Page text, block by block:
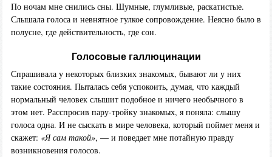
По ночам мне снились сны. Шумные, глумливые, раскатистые.
Слышала голоса и невнятное гулкое сопровождение. Неясно было в
полусне, где действительность, где сон.
Голосовые галлюцинации
Спрашивала у некоторых близких знакомых, бывают ли у них
такие состояния. Пыталась себя успокоить, думая, что каждый
нормальный человек слышит подобное и ничего необычного в
этом нет. Расспросив пару-тройку знакомых, я поняла: слышу
голоса одна. И не сыскать в мире человека, который поймет меня и
скажет: «Я сам такой», — и поведает мне потайную правду
возникновения голосов.